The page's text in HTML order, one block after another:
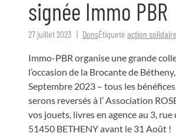
signée Immo PBR
27 juillet 2023 DonsÉtiqueté action solidaire
Immo-PBR organise une grande
l’occasion de la Brocante de
Septembre 2023 – tous les
serons reversés à l’ Association
vos jouets, livres en agence au 3, rue
51450 BETHENY avant le 31 Août !